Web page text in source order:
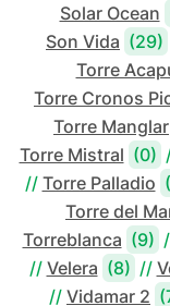
Solar Ocean
Son Vida (29)
Torre
Torre Cronos
Torre Manglar
Torre Mistral (0)
// Torre Palladio
Torre del
Torreblanca (9)
// Velera (8) //
// Vidamar 2